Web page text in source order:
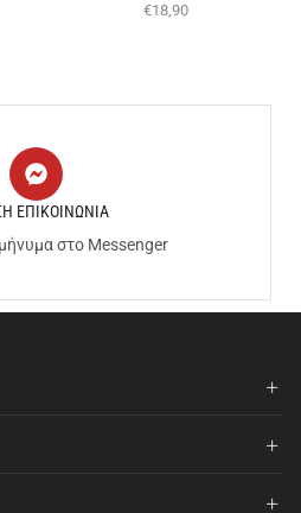
€18,90
ΕΠΙΚΟΙΝΩΝΙΑ
στο Messenger